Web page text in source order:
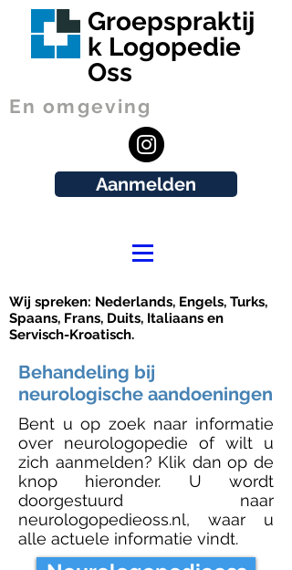
Groepspraktij
k Logopedie
Oss
En omgeving
Aanmelden
Wij spreken: Nederlands, Engels, Turks,
Spaans, Frans, Duits, Italiaans en
Servisch-Kroatisch.
Behandeling bij
neurologische aandoeningen
Bent u op zoek naar informatie
over neurologopedie of wilt u
zich aanmelden? Klik dan op de
knop hieronder. U wordt
doorgestuurd naar
neurologopedieoss.nl, waar u
alle actuele informatie vindt.